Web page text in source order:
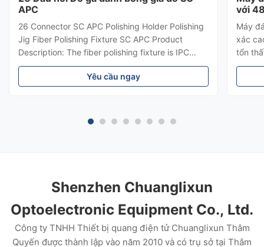
APC
26 Connector SC APC Polishing Holder Polishing
Jig Fiber Polishing Fixture SC APC Product
Description: The fiber polishing fixture is IPC
Structure, Independent compression of each
connector. The fiber polishing fixture pass rate
Yêu cầu ngay
với
Máy
xác
tổn
Shenzhen Chuanglixun
Optoelectronic Equipment Co., Ltd.
Công ty TNHH Thiết bị quang điện tử Chuanglixun Thâm
Quyến được thành lập vào năm 2010 và có trụ sở tại Thâm